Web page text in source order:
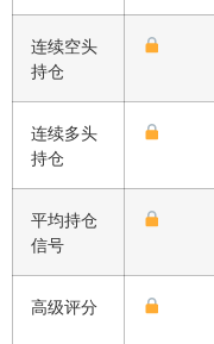
连续空头
持仓
连续多头
持仓
平均持仓
信号
高级评分